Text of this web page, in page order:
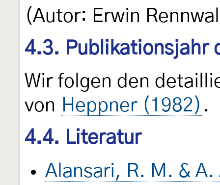
(Autor: Erwin
4.3. Publikationsjahr
Wir folgen den
von Heppner (1982) .
4.4. Literatur
Alansari, R. M. &